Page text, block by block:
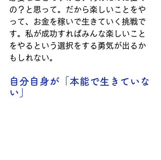
の？と思って。だから楽しいことをや
って、お金を稼いで生きていく挑戦で
す。私が成功すればみんな楽しいこと
をやるという選択をする勇気が出るか
もしれない。
自分自身が「本能で生きていな
い」